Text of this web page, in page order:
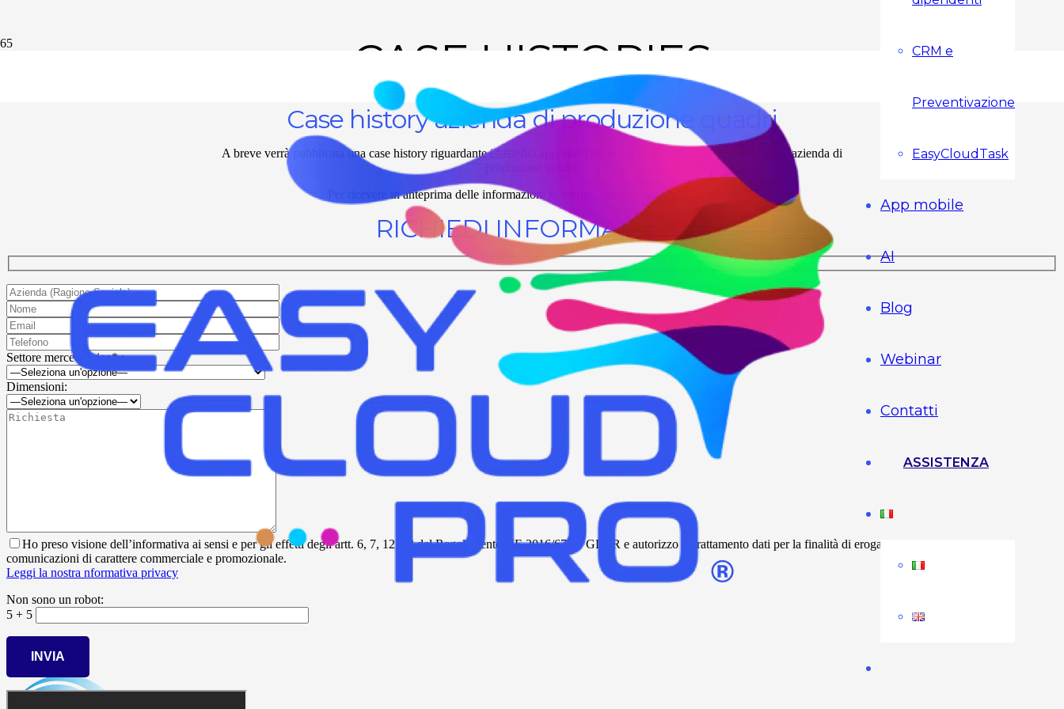
CRM e
Preventivazione
EasyCloudTask
App mobile
AI
Blog
Webinar
Contatti
ASSISTENZA
CASE HISTORIES
Case history azienda di produzione quadri
A breve verrà pubblicata una case history riguardante i benefici apportati dal nostro software EasyCloudPro ad un’azienda di
Per ricevere in anteprima delle informazioni in merito, compila la form sottostante.
RICHIEDI INFORMAZIONI
Settore merceologico* :
Dimensioni:
Ho preso visione dell’informativa ai sensi e per gli effetti degli artt. 6, 7, 12, 13 del Regolamento UE 2016/679 – GDPR e autorizzo al trattamento dati per la finalità di erogazione dei servizi richiesti e
comunicazioni di carattere commerciale e promozionale.
Leggi la nostra nformativa privacy
Non sono un robot:
5 + 5